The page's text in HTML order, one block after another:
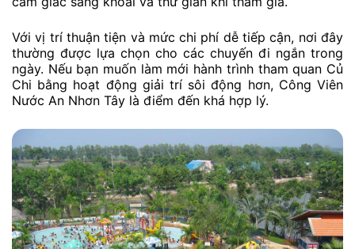
Với vị trí thuận tiện và mức chi phí dễ tiếp cận, nơi đây
thường được lựa chọn cho các chuyến đi ngắn trong
ngày. Nếu bạn muốn làm mới hành trình tham quan Củ
Chi bằng hoạt động giải trí sôi động hơn, Công Viên
Nước An Nhơn Tây là điểm đến khá hợp lý.